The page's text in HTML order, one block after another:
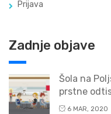
Prijava
Zadnje objave
Šola na
prstne
6 MAR, 2020